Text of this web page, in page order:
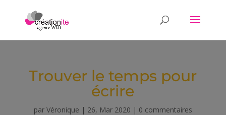
Trouver le temps pour
écrire
par Véronique | 26, Mar 2020 | 0 commentaires